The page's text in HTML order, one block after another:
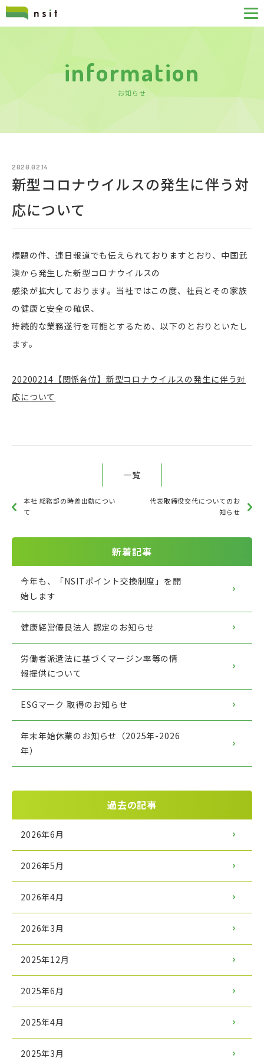
information
お知らせ
2020.02.14
新型コロナウイルスの発生に伴う対
応について
標題の件、連日報道でも伝えられておりますとおり、中国武
漢から発生した新型コロナウイルスの
感染が拡大しております。当社ではこの度、社員とその家族
の健康と安全の確保、
持続的な業務遂行を可能とするため、以下のとおりといたし
ます。
20200214【関係各位】新型コロナウイルスの発生に伴う対
応について
一覧
本社 総務部の時差出勤につい
て
代表取締役交代についてのお
知らせ
新着記事
今年も、「NSITポイント交換制度」を開
始します
健康経営優良法人 認定のお知らせ
労働者派遣法に基づくマージン率等の情
報提供について
ESGマーク 取得のお知らせ
年末年始休業のお知らせ（2025年-2026
年）
過去の記事
2026年6月
2026年5月
2026年4月
2026年3月
2025年12月
2025年6月
2025年4月
2025年3月